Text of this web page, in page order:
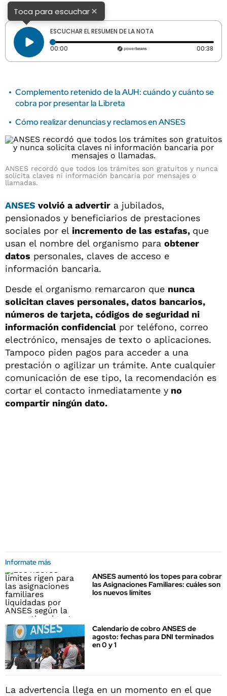
Toca para escuchar×
ESCUCHAR EL RESUMEN DE LA NOTA
00:00 Tiempo transcurrido: 0 segundos 00:38
Complemento retenido de la AUH: cuándo y cuánto se
cobra por presentar la Libreta
Cómo realizar denuncias y reclamos en ANSES
ANSES recordó que todos los trámites son gratuitos y nunca
solicita claves ni información bancaria por mensajes o
llamadas.
ANSES volvió a advertir a jubilados,
pensionados y beneficiarios de prestaciones
sociales por el incremento de las estafas, que
usan el nombre del organismo para obtener
datos personales, claves de acceso e
información bancaria.
Desde el organismo remarcaron que nunca
solicitan claves personales, datos bancarios,
números de tarjeta, códigos de seguridad ni
información confidencial por teléfono, correo
electrónico, mensajes de texto o aplicaciones.
Tampoco piden pagos para acceder a una
prestación o agilizar un trámite. Ante cualquier
comunicación de ese tipo, la recomendación es
cortar el contacto inmediatamente y no
compartir ningún dato.
Informate más
ANSES aumentó los topes para cobrar
las Asignaciones Familiares: cuáles son
los nuevos límites
Calendario de cobro ANSES de
agosto: fechas para DNI terminados
en 0 y 1
La advertencia llega en un momento en el que